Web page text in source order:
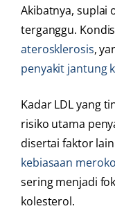
Akibatnya, suplai
terganggu.
aterosklerosis,
penyakit jantung
Kadar LDL yang
risiko utama
disertai faktor
kebiasaan
sering menjadi
kolesterol.